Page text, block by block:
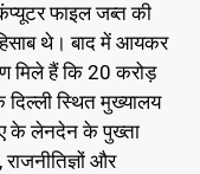
फाइल जब्त की
थे। बाद में आयकर
मिले हैं कि 20 करोड़
दिल्ली स्थित मुख्यालय
के लेनदेन के पुख्ता
राजनीतिज्ञों और